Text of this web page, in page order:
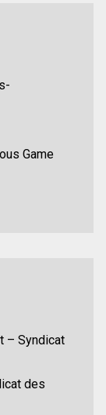
Game
– Syndicat
des